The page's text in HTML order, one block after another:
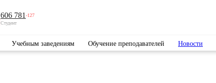
606 781 -127
Студент
Учебным заведениям Обучение преподавателей Новости